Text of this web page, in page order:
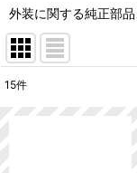
外装に関する純正部
15件